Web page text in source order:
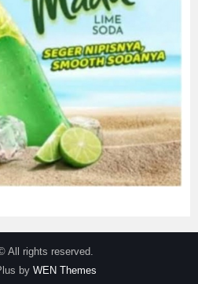
All rights reserved.
by WEN Themes